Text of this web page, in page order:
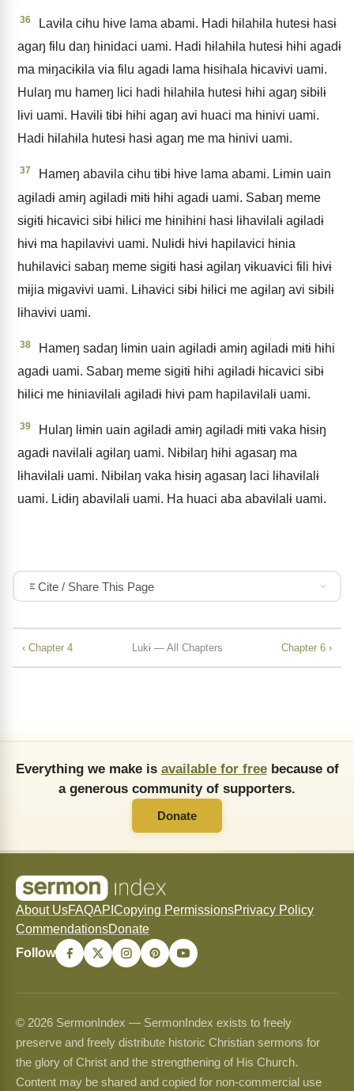
36
Lavɨla cɨhu hɨve lama abami. Hadi hɨlahɨla hutesɨ hasɨ
agaŋ fɨlu daŋ hɨnidaci uami. Hadi hɨlahɨla hutesɨ hɨhi agadɨ
ma mɨŋacɨkɨla via fɨlu agadɨ lama hɨsihala hɨcavɨvi uami.
Hulaŋ mu hameŋ lɨci hadi hɨlahɨla hutesɨ hɨhi agaŋ sɨbɨlɨ
lɨvi uami. Havɨlɨ tɨbɨ hɨhi agaŋ avi huaci ma hɨnivi uami.
Hadi hɨlahɨla hutesɨ hasɨ agaŋ me ma hɨnivi uami.
37
Hameŋ abavɨla cɨhu tɨbɨ hɨve lama abami. Lɨmɨn uain
agɨladɨ amɨŋ agɨladɨ mɨtɨ hɨhi agadɨ uami. Sabaŋ meme
sɨgɨtɨ hɨcavɨci sɨbɨ hɨlɨcɨ me hɨnihɨni hasɨ lɨhavɨlalɨ agɨladɨ
hɨvɨ ma hapilavɨvi uami. Nulɨdɨ hɨvɨ hapilavɨci hɨnia
huhɨlavɨci sabaŋ meme sɨgɨtɨ hasɨ agɨlaŋ vɨkuavɨci fɨli hɨvɨ
mɨjia mɨgavɨvi uami. Lɨhavɨci sɨbɨ hɨlɨcɨ me agɨlaŋ avi sɨbɨlɨ
lɨhavɨvi uami.
38
Hameŋ sadaŋ lɨmɨn uain agɨladɨ amɨŋ agɨladɨ mɨtɨ hɨhi
agadɨ uami. Sabaŋ meme sɨgɨtɨ hɨhi agɨladɨ hɨcavɨci sɨbɨ
hɨlɨcɨ me hɨniavɨlalɨ agɨladɨ hɨvɨ pam hapilavɨlalɨ uami.
39
Hulaŋ lɨmɨn uain agɨladɨ amɨŋ agɨladɨ mɨtɨ vaka hɨsɨŋ
agadɨ navɨlalɨ agɨlaŋ uami. Nɨbɨlaŋ hɨhi agasaŋ ma
lɨhavɨlalɨ uami. Nɨbɨlaŋ vaka hɨsɨŋ agasaŋ laci lɨhavɨlalɨ
uami. Lɨdɨŋ abavɨlalɨ uami. Ha huaci aba abavɨlalɨ uami.
Cite / Share This Page
‹ Chapter 4 Lukɨ — All Chapters Chapter 6 ›
Everything we make is available for freebecause of
a generous community of supporters.
Donate
About UsFAQAPI Copying PermissionsPrivacy Policy
CommendationsDonate
Follow
© 2026 SermonIndex — SermonIndex exists to freely
preserve and freely distribute historic Christian sermons for
the glory of Christ and the strengthening of His Church.
Content may be shared and copied for non-commercial use